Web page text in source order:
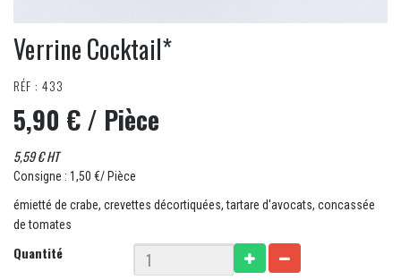
Verrine Cocktail*
RÉF : 433
5,90 €/ Pièce
5,59 € HT
Consigne : 1,50 €/ Pièce
émietté de crabe, crevettes décortiquées, tartare d'avocats, concassée
de tomates
Quantité